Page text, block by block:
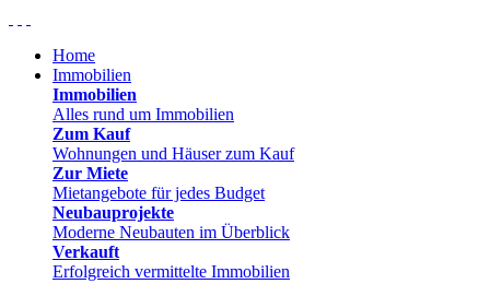
Home
Immobilien
Immobilien
Alles rund um Immobilien
Zum Kauf
Wohnungen und Häuser zum Kauf
Zur Miete
Mietangebote für jedes Budget
Neubauprojekte
Moderne Neubauten im Überblick
Verkauft
Erfolgreich vermittelte Immobilien